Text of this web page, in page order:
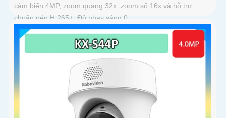
cảm biến 4MP, zoom quang 32x, zoom số 16x và hỗ trợ
chuẩn nén H.265+. Độ nhạy sáng 0